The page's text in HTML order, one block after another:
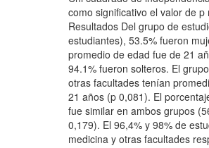
como significativo el valor de p
Resultados Del grupo de
estudiantes), 53.5% fueron
promedio de edad fue de 21
94.1% fueron solteros. El
otras facultades tenían
21 años (p 0,081). El
fue similar en ambos grupos
0,179). El 96,4% y 98% de
medicina y otras facultades